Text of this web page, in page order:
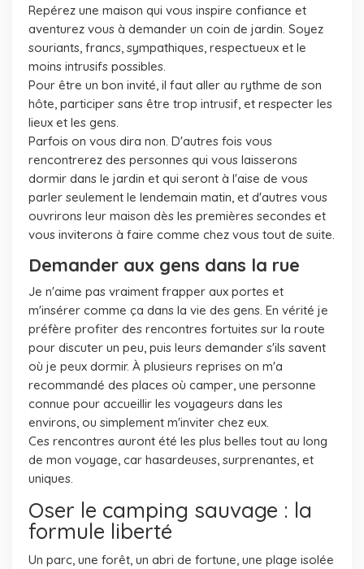
Repérez une maison qui vous inspire confiance et
aventurez vous à demander un coin de jardin. Soyez
souriants, francs, sympathiques, respectueux et le
moins intrusifs possibles.
Pour être un bon invité, il faut aller au rythme de son
hôte, participer sans être trop intrusif, et respecter les
lieux et les gens.
Parfois on vous dira non. D'autres fois vous
rencontrerez des personnes qui vous laisserons
dormir dans le jardin et qui seront à l'aise de vous
parler seulement le lendemain matin, et d'autres vous
ouvrirons leur maison dès les premières secondes et
vous inviterons à faire comme chez vous tout de suite.
Demander aux gens dans la rue
Je n'aime pas vraiment frapper aux portes et
m'insérer comme ça dans la vie des gens. En vérité je
préfère profiter des rencontres fortuites sur la route
pour discuter un peu, puis leurs demander s'ils savent
où je peux dormir. À plusieurs reprises on m'a
recommandé des places où camper, une personne
connue pour accueillir les voyageurs dans les
environs, ou simplement m'inviter chez eux.
Ces rencontres auront été les plus belles tout au long
de mon voyage, car hasardeuses, surprenantes, et
uniques.
Oser le camping sauvage : la
formule liberté
Un parc, une forêt, un abri de fortune, une plage isolée